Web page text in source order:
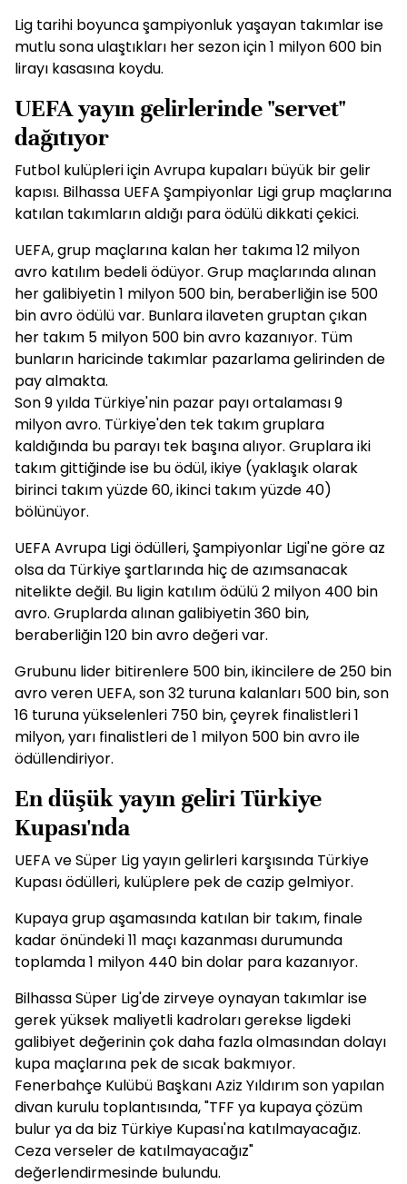
Lig tarihi boyunca şampiyonluk yaşayan takımlar ise
mutlu sona ulaştıkları her sezon için 1 milyon 600 bin
lirayı kasasına koydu.
UEFA yayın gelirlerinde "servet"
dağıtıyor
Futbol kulüpleri için Avrupa kupaları büyük bir gelir
kapısı. Bilhassa UEFA Şampiyonlar Ligi grup maçlarına
katılan takımların aldığı para ödülü dikkati çekici.
UEFA, grup maçlarına kalan her takıma 12 milyon
avro katılım bedeli ödüyor. Grup maçlarında alınan
her galibiyetin 1 milyon 500 bin, beraberliğin ise 500
bin avro ödülü var. Bunlara ilaveten gruptan çıkan
her takım 5 milyon 500 bin avro kazanıyor. Tüm
bunların haricinde takımlar pazarlama gelirinden de
pay almakta.
Son 9 yılda Türkiye'nin pazar payı ortalaması 9
milyon avro. Türkiye'den tek takım gruplara
kaldığında bu parayı tek başına alıyor. Gruplara iki
takım gittiğinde ise bu ödül, ikiye (yaklaşık olarak
birinci takım yüzde 60, ikinci takım yüzde 40)
bölünüyor.
UEFA Avrupa Ligi ödülleri, Şampiyonlar Ligi'ne göre az
olsa da Türkiye şartlarında hiç de azımsanacak
nitelikte değil. Bu ligin katılım ödülü 2 milyon 400 bin
avro. Gruplarda alınan galibiyetin 360 bin,
beraberliğin 120 bin avro değeri var.
Grubunu lider bitirenlere 500 bin, ikincilere de 250 bin
avro veren UEFA, son 32 turuna kalanları 500 bin, son
16 turuna yükselenleri 750 bin, çeyrek finalistleri 1
milyon, yarı finalistleri de 1 milyon 500 bin avro ile
ödüllendiriyor.
En düşük yayın geliri Türkiye
Kupası'nda
UEFA ve Süper Lig yayın gelirleri karşısında Türkiye
Kupası ödülleri, kulüplere pek de cazip gelmiyor.
Kupaya grup aşamasında katılan bir takım, finale
kadar önündeki 11 maçı kazanması durumunda
toplamda 1 milyon 440 bin dolar para kazanıyor.
Bilhassa Süper Lig'de zirveye oynayan takımlar ise
gerek yüksek maliyetli kadroları gerekse ligdeki
galibiyet değerinin çok daha fazla olmasından dolayı
kupa maçlarına pek de sıcak bakmıyor.
Fenerbahçe Kulübü Başkanı Aziz Yıldırım son yapılan
divan kurulu toplantısında, "TFF ya kupaya çözüm
bulur ya da biz Türkiye Kupası'na katılmayacağız.
Ceza verseler de katılmayacağız"
değerlendirmesinde bulundu.